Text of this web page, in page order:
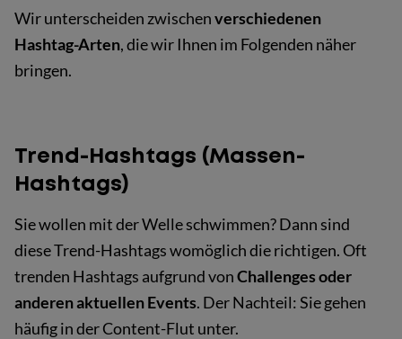
Wir unterscheiden zwischenverschiedenen
Hashtag-Arten, die wir Ihnen im Folgenden näher
bringen.
Trend-Hashtags (Massen-
Hashtags)
Sie wollen mit der Welle schwimmen? Dann sind
diese Trend-Hashtags womöglich die richtigen. Oft
trenden Hashtags aufgrund vonChallenges oder
anderen aktuellen Events. Der Nachteil: Sie gehen
häufig in der Content-Flut unter.